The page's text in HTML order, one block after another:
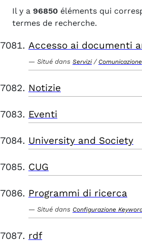
Il y a 96850 éléments qui
termes de recherche.
Accesso ai documenti
Situé dans Servizi / Comunicazione
Notizie
Eventi
University and Society
CUG
Programmi di ricerca
Situé dans Configurazione
rdf